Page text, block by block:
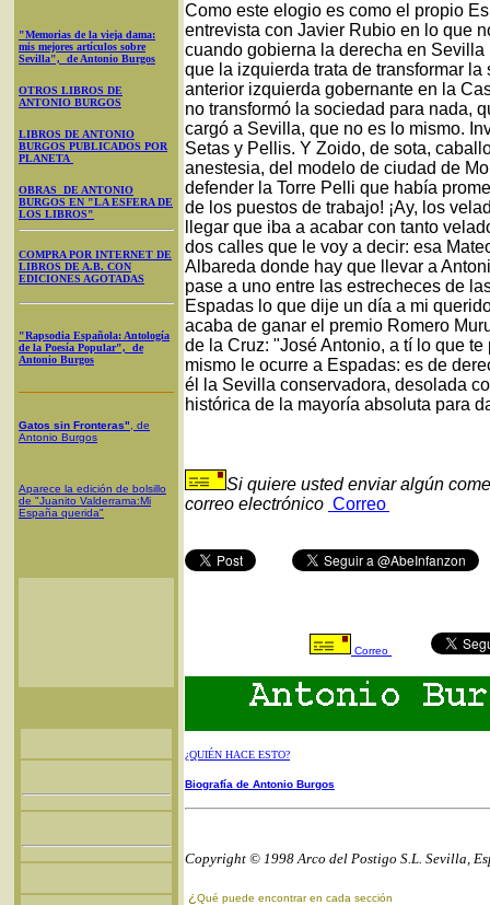
"Memorias de la vieja dama:
mis mejores artículos sobre
Sevilla", de Antonio Burgos
OTROS LIBROS DE
ANTONIO BURGOS
LIBROS DE ANTONIO
BURGOS PUBLICADOS POR
PLANETA
OBRAS DE ANTONIO
BURGOS EN "LA ESFERA DE
LOS LIBROS"
COMPRA POR INTERNET DE
LIBROS DE A.B. CON
EDICIONES AGOTADAS
"Rapsodia Española: Antología
de la Poesía Popular", de
Antonio Burgos
Gatos sin Fronteras" , de
Antonio Burgos
Aparece la edición de bolsillo
de "Juanito Valderrama:Mi
España querida"
Como este elogio es como el propio
entrevista con Javier Rubio en lo que
cuando gobierna la derecha en
que la izquierda trata de transformar
anterior izquierda gobernante en la
no transformó la sociedad para nada,
cargó a Sevilla, que no es lo mismo.
Setas y Pellis. Y Zoido, de sota,
anestesia, del modelo de ciudad de
defender la Torre Pelli que había
de los puestos de trabajo! ¡Ay, los
llegar que iba a acabar con tanto
dos calles que le voy a decir: esa
Albareda donde hay que llevar a
pase a uno entre las estrecheces de
Espadas lo que dije un día a mi
acaba de ganar el premio Romero
de la Cruz: "José Antonio, a tí lo que
mismo le ocurre a Espadas: es de
él la Sevilla conservadora, desolada
histórica de la mayoría absoluta para
Si quiere usted enviar algún
correo electrónico Correo
Correo
¿QUIÉN HACE ESTO?
Biografía de Antonio Burgos
Copyright © 1998 Arco del Postigo S.L. Sevilla,
¿ Qué puede encontrar en cada sección